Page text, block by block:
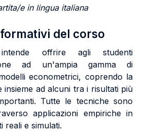
e in lingua italiana
del corso
offrire agli studenti
ad un'ampia gamma di
econometrici, coprendo la
insieme ad alcuni tra i risultati più
Tutte le tecniche sono
applicazioni empiriche in
reali e simulati.